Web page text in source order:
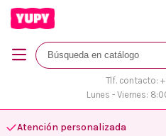
Tlf. contacto:
Lunes - Viernes:
Atención personalizada